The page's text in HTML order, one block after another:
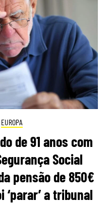
EUROPA
de 91 anos com
Social
pensão de 850€
‘parar’ a tribunal